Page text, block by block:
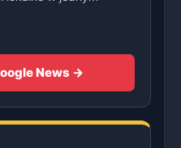
News →